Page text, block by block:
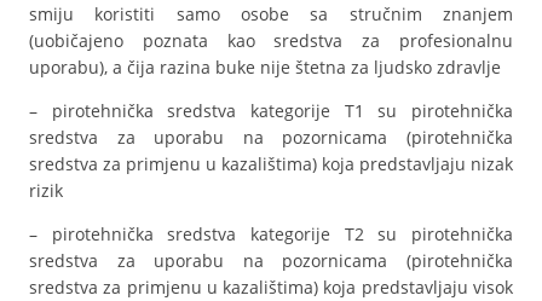
smiju koristiti samo osobe sa stručnim znanjem
(uobičajeno poznata kao sredstva za profesionalnu
uporabu), a čija razina buke nije štetna za ljudsko zdravlje
– pirotehnička sredstva kategorije T1 su pirotehnička
sredstva za uporabu na pozornicama (pirotehnička
sredstva za primjenu u kazalištima) koja predstavljaju nizak
rizik
– pirotehnička sredstva kategorije T2 su pirotehnička
sredstva za uporabu na pozornicama (pirotehnička
sredstva za primjenu u kazalištima) koja predstavljaju visok